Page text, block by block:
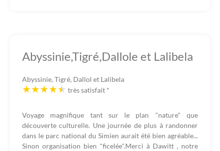
Abyssinie,Tigré,Dallole et Lalibela
Abyssinie, Tigré, Dallol et Lalibela
très satisfait *
Voyage magnifique tant sur le plan "nature" que
découverte culturelle. Une journée de plus à randonner
dans le parc national du Simien aurait été bien agréable...
Sinon organisation bien "ficelée".Merci à Dawitt , notre